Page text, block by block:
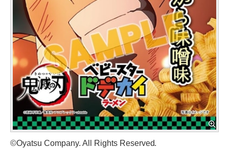
©Oyatsu Company. All Rights Reserved.